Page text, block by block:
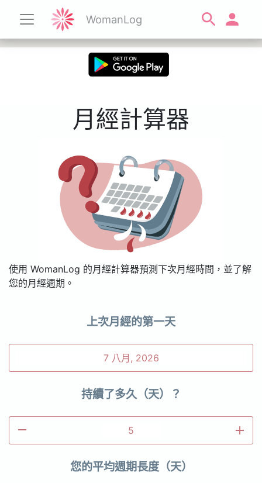
WomanLog
月經計算器
使用 WomanLog 的月經計算器預測下次月經時間，並了解
您的月經週期。
上次月經的第一天
持續了多久（天）？
remove add
您的平均週期長度（天）